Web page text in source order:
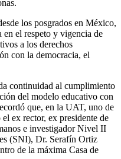
los posgrados en México,
en el respeto y vigencia de
a los derechos
con la democracia, el
continuidad al cumplimiento
del modelo educativo con
que, en la UAT, uno de
ex rector, ex presidente de
e investigador Nivel II
(SNI), Dr. Serafín Ortiz
de la máxima Casa de